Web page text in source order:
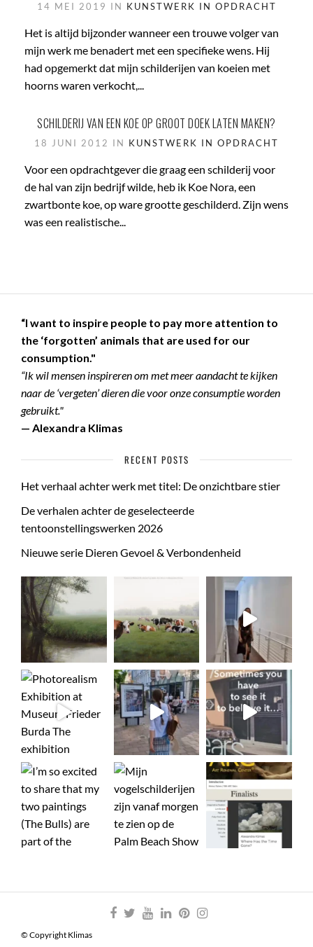
14 MEI 2019 IN KUNSTWERK IN OPDRACHT
Het is altijd bijzonder wanneer een trouwe volger van
mijn werk me benadert met een specifieke wens. Hij
had opgemerkt dat mijn schilderijen van koeien met
hoorns waren verkocht,...
SCHILDERIJ VAN EEN KOE OP GROOT DOEK LATEN MAKEN?
18 JUNI 2012 IN KUNSTWERK IN OPDRACHT
Voor een opdrachtgever die graag een schilderij voor
de hal van zijn bedrijf wilde, heb ik Koe Nora, een
zwartbonte koe, op ware grootte geschilderd. Zijn wens
was een realistische...
“I want to inspire people to pay more attention to
the ‘forgotten’ animals that are used for our
consumption."
“Ik wil mensen inspireren om met meer aandacht te kijken
naar de ‘vergeten’ dieren die voor onze consumptie worden
gebruikt."
— Alexandra Klimas
RECENT POSTS
Het verhaal achter werk met titel: De onzichtbare stier
De verhalen achter de geselecteerde
tentoonstellingswerken 2026
Nieuwe serie Dieren Gevoel & Verbondenheid
© Copyright Klimas